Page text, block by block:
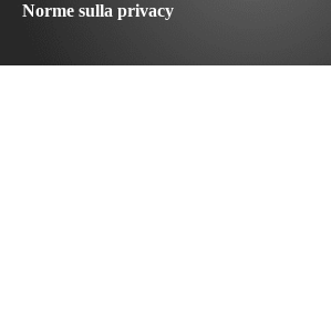
Norme sulla privacy